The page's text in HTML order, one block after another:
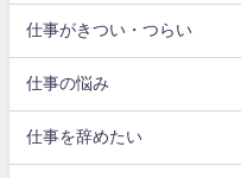
仕事がきつい・つらい
仕事の悩み
仕事を辞めたい